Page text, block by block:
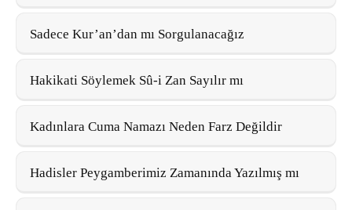
Sadece Kur’an’dan mı Sorgulanacağız
Hakikati Söylemek Sû-i Zan Sayılır mı
Kadınlara Cuma Namazı Neden Farz Değildir
Hadisler Peygamberimiz Zamanında Yazılmış mı